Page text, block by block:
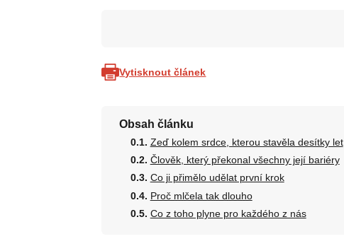
Vytisknout článek
Obsah článku
Zeď kolem srdce, kterou stavěla desítky let
Člověk, který překonal všechny její bariéry
Co ji přimělo udělat první krok
Proč mlčela tak dlouho
Co z toho plyne pro každého z nás